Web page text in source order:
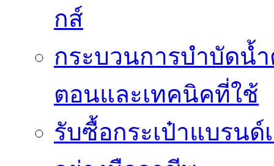
กส์
กระบวนการบำบัดน้
ตอนและเทคนิคที่ใช้
รับซื้อกระเป๋าแบรนด์